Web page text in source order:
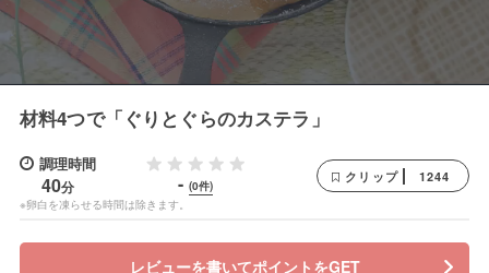
材料4つで「ぐりとぐらのカステラ」
調理時間
40分
※卵白を凍らせる時間は除きます。
- (0件)
クリップ 1244
レビューを書いてポイントをGET